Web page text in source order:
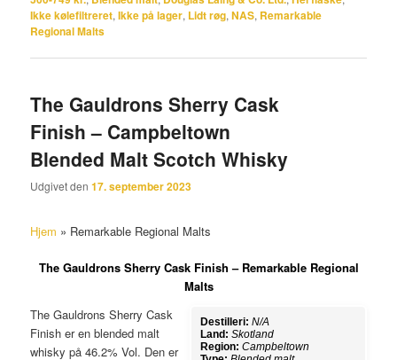
Ikke kølefiltreret,Ikke på lager, Lidt røg,NAS, Remarkable
Regional Malts
The Gauldrons Sherry Cask
Finish – Campbeltown
Blended Malt Scotch Whisky
Udgivet den17. september 2023
Hjem » Remarkable Regional Malts
The Gauldrons Sherry Cask Finish – Remarkable Regional
Malts
Destilleri: N/A
Land: Skotland
Region: Campbeltown
The Gauldrons Sherry Cask
Finish er en blended malt
whisky på 46.2% Vol. Den er